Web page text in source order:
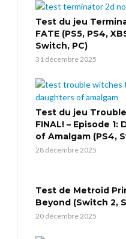
Test du jeu
FATE (PS5, PS4,
Switch, PC)
31 décembre 2025
Test du jeu
FINAL! – Episode 1:
of Amalgam (PS4,
28 décembre 2025
Test de Metroid
Beyond (Switch 2,
20 décembre 2025